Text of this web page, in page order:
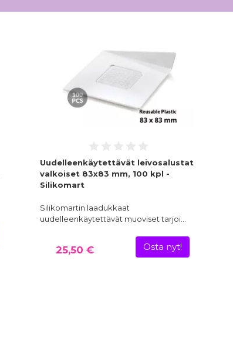
Uudelleenkäytettävät leivosalustat
valkoiset 83x83 mm, 100 kpl -
Silikomart
Silikomartin laadukkaat
uudelleenkäytettävät muoviset tarjoi…
25,50 € Osta nyt!